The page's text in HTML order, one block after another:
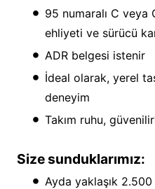
95 numaralı C
ehliyeti ve sürücü
ADR belgesi istenir
İdeal olarak, yerel
deneyim
Takım ruhu,
Size sunduklarımız:
Ayda yaklaşık